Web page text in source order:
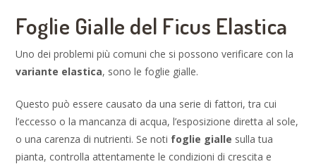
Foglie Gialle del Ficus Elastica
Uno dei problemi più comuni che si possono verificare con la
variante elastica, sono le foglie gialle.
Questo può essere causato da una serie di fattori, tra cui
l’eccesso o la mancanza di acqua, l’esposizione diretta al sole,
o una carenza di nutrienti. Se noti foglie gialle sulla tua
pianta, controlla attentamente le condizioni di crescita e